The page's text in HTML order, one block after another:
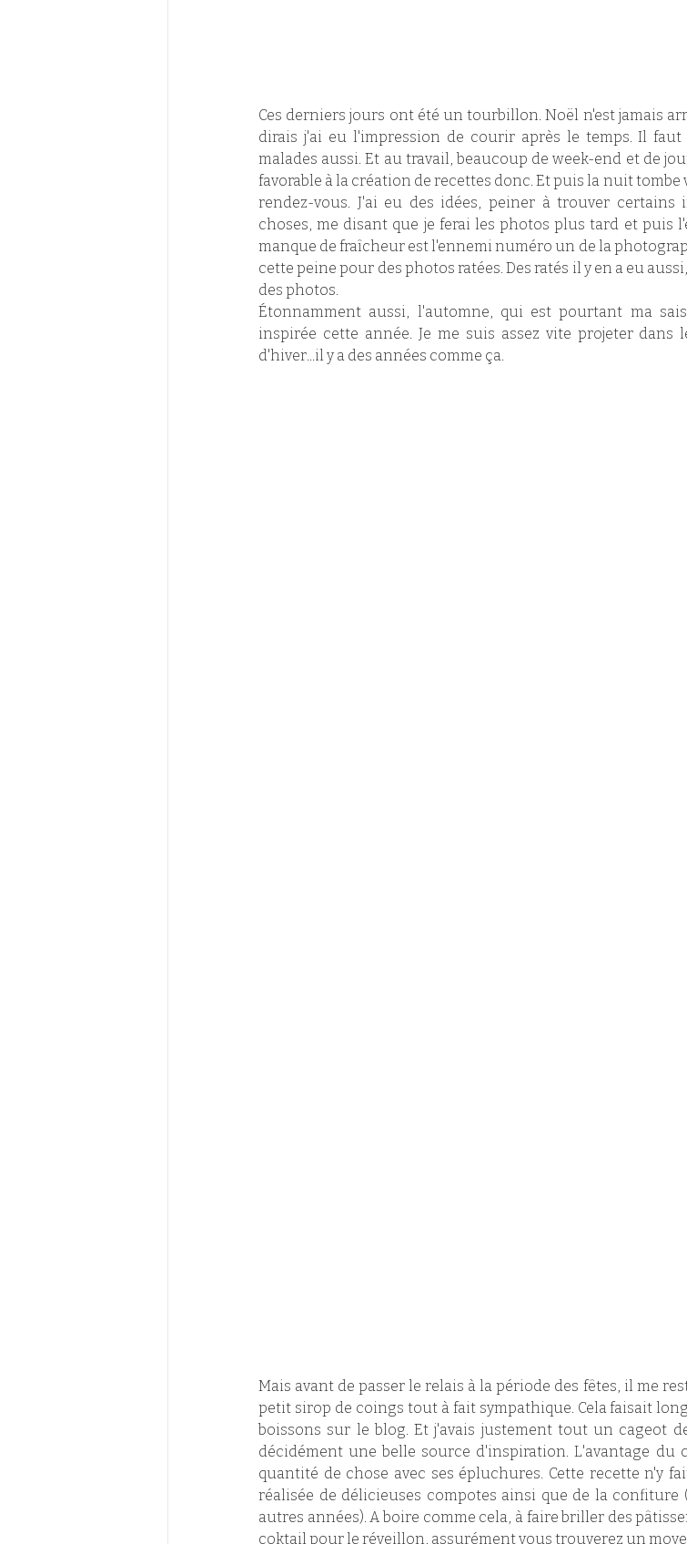
Ces derniers jours ont été un tourbillon. Noël n'est jamais
dirais j'ai eu l'impression de courir après le temps. Il
malades aussi. Et au travail, beaucoup de week-end et de
favorable à la création de recettes donc. Et puis la nuit
rendez-vous. J'ai eu des idées, peiner à trouver certains
choses, me disant que je ferai les photos plus tard et puis
manque de fraîcheur est l'ennemi numéro un de la
cette peine pour des photos ratées. Des ratés il y en a eu
des photos.
Étonnamment aussi, l'automne, qui est pourtant ma
inspirée cette année. Je me suis assez vite projeter
d'hiver...il y a des années comme ça.
Mais avant de passer le relais à la période des fêtes, il me
petit sirop de coings tout à fait sympathique. Cela faisait
boissons sur le blog. Et j'avais justement tout un cageot
décidément une belle source d'inspiration. L'avantage du
quantité de chose avec ses épluchures. Cette recette n'y
réalisée de délicieuses compotes ainsi que de la confiture
autres années). A boire comme cela, à faire briller des
coktail pour le réveillon, assurément vous trouverez un